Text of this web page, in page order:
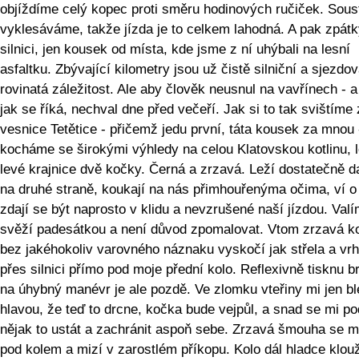
objíždíme celý kopec proti směru hodinových ručiček.
vyklesáváme, takže jízda je to celkem lahodná. A pak
silnici, jen kousek od místa, kde jsme z ní uhýbali na lesní
asfaltku. Zbývající kilometry jsou už čistě silniční a
rovinatá záležitost. Ale aby člověk neusnul na vavřínech -
jak se říká, nechval dne před večeří. Jak si to tak svištíme
vesnice Tetětice - přičemž jedu první, táta kousek za mnou
kocháme se širokými výhledy na celou Klatovskou kotlinu,
levé krajnice dvě kočky. Černá a zrzavá. Leží dostatečně
na druhé straně, koukají na nás přimhouřenýma očima, ví
zdají se být naprosto v klidu a nevzrušené naší jízdou.
svěží padesátkou a není důvod zpomalovat. Vtom zrzavá
bez jakéhokoliv varovného náznaku vyskočí jak střela a
přes silnici přímo pod moje přední kolo. Reflexivně tisknu
na úhybný manévr je ale pozdě. Ve zlomku vteřiny mi jen
hlavou, že teď to drcne, kočka bude vejpůl, a snad se mi
nějak to ustát a zachránit aspoň sebe. Zrzavá šmouha se
pod kolem a mizí v zarostlém příkopu. Kolo dál hladce